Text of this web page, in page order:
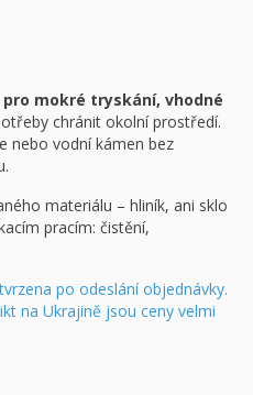
pro mokré tryskání, vhodné
chránit okolní prostředí.
nebo vodní kámen bez
materiálu – hliník, ani sklo
pracím: čistění,
po odeslání objednávky.
na Ukrajině jsou ceny velmi